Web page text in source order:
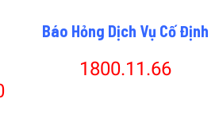
Báo Hỏng Dịch Vụ Cố Định
1800.11.66